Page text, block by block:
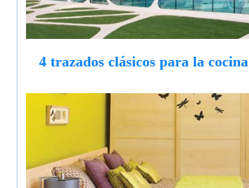
4 trazados clásicos para la cocina